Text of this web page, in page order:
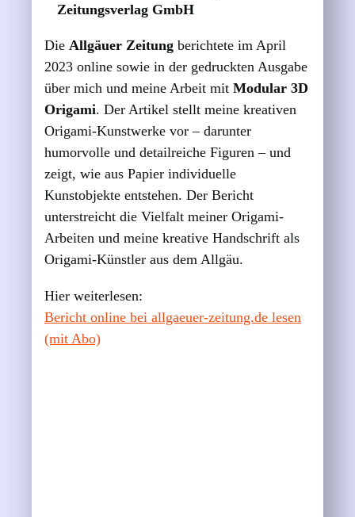
Zeitungsverlag GmbH
Die Allgäuer Zeitung berichtete im April
2023 online sowie in der gedruckten Ausgabe
über mich und meine Arbeit mit Modular 3D
Origami. Der Artikel stellt meine kreativen
Origami-Kunstwerke vor – darunter
humorvolle und detailreiche Figuren – und
zeigt, wie aus Papier individuelle
Kunstobjekte entstehen. Der Bericht
unterstreicht die Vielfalt meiner Origami-
Arbeiten und meine kreative Handschrift als
Origami-Künstler aus dem Allgäu.
Hier weiterlesen:
Bericht online bei allgaeuer-zeitung.de lesen
(mit Abo)